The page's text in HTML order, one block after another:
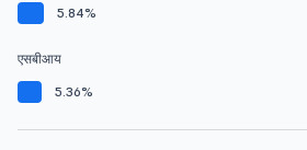
5.84%
एसबीआय
5.36%